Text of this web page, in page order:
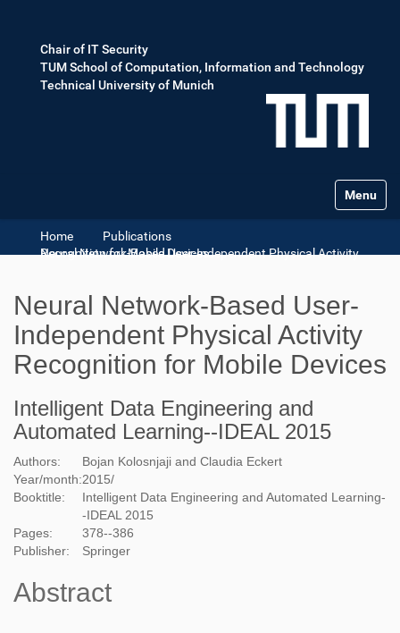
Chair of IT Security
TUM School of Computation, Information and Technology
Technical University of Munich
Toggle
Home
Publications
Neural Network-Based User-Independent Physical Activity Recognition for Mobile Devices
Neural Network-Based User-
Independent Physical Activity
Recognition for Mobile Devices
Intelligent Data Engineering and
Automated Learning--IDEAL 2015
Authors:
Bojan Kolosnjaji and Claudia Eckert
Year/month:2015/
Booktitle:
Intelligent Data Engineering and Automated Learning-
-IDEAL 2015
Pages:
378--386
Publisher:
Springer
Abstract